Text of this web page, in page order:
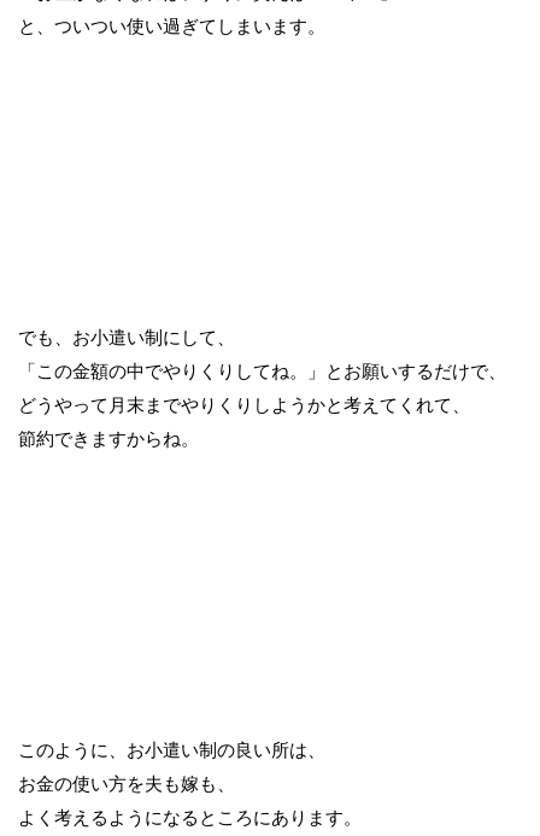
と、ついつい使い過ぎてしまいます。
でも、お小遣い制にして、
「この金額の中でやりくりしてね。」とお願いするだけで、
どうやって月末までやりくりしようかと考えてくれて、
節約できますからね。
このように、お小遣い制の良い所は、
お金の使い方を夫も嫁も、
よく考えるようになるところにあります。